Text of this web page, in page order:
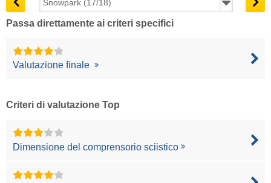
Passa direttamente ai criteri specifici
Valutazione finale
Criteri di valutazione Top
Dimensione del comprensorio sciistico